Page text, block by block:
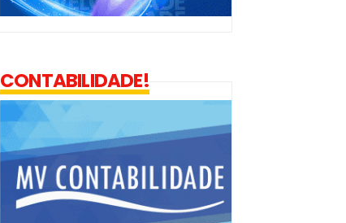
CONTABILIDADE!